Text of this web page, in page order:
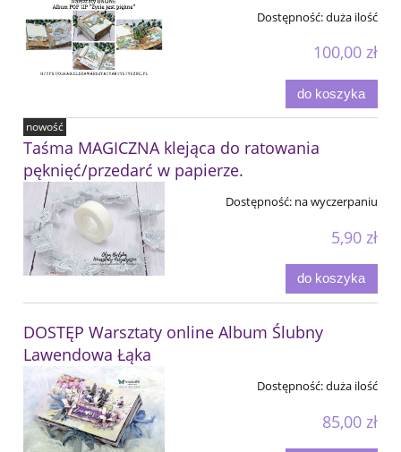
Dostępność:duża ilość
100,00 zł
do koszyka
Taśma MAGICZNA klejąca do ratowania
pęknięć/przedarć w papierze.
Dostępność: na wyczerpaniu
5,90 zł
do koszyka
nowość
DOSTĘP Warsztaty online Album Ślubny
Lawendowa Łąka
Dostępność:duża ilość
85,00 zł